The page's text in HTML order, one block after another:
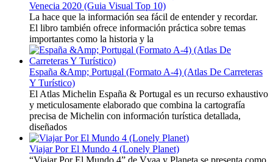
Venecia 2020 (Guia Visual Top 10)
La hace que la información sea fácil de entender y recordar.
El libro también ofrece información práctica sobre temas
importantes como la historia y la
España &Amp; Portugal (Formato A-4) (Atlas De Carreteras
Y Turístico)
El Atlas Michelin España & Portugal es un recurso exhaustivo
y meticulosamente elaborado que combina la cartografía
precisa de Michelin con información turística detallada,
diseñados
Viajar Por El Mundo 4 (Lonely Planet)